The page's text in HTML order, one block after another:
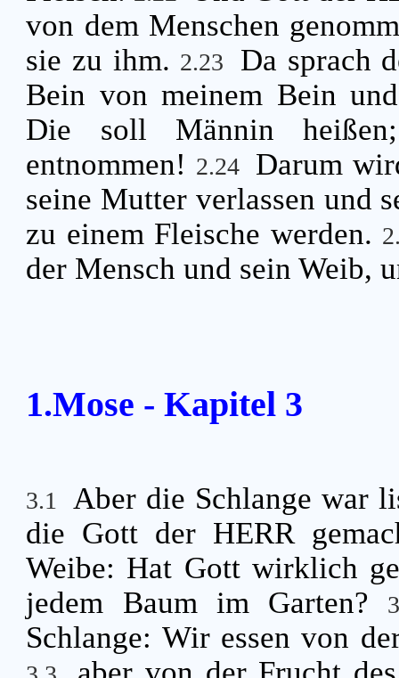
von dem Menschen
sie zu ihm. 2.23
Da sprach
Bein von meinem Bein
Die soll Männin
entnommen! 2.24
Darum
seine Mutter verlassen und
zu einem Fleische werden.
der Mensch und sein Weib,
1.Mose - Kapitel 3
3.1
Aber die Schlange war
die Gott der HERR
Weibe: Hat Gott wirklich
jedem Baum im Garten?
Schlange: Wir essen von